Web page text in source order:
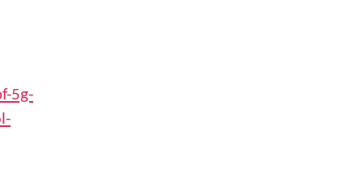
5g-